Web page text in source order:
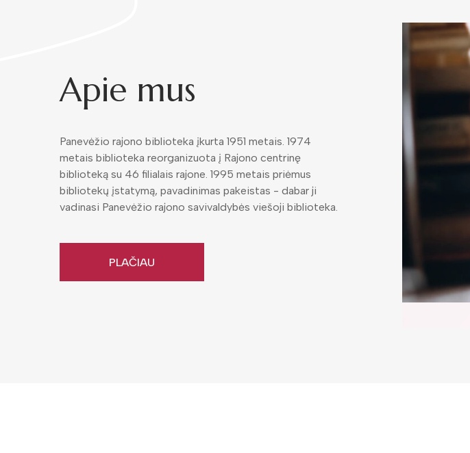
Apie mus
Panevėžio rajono biblioteka įkurta 1951 metais. 1974
metais biblioteka reorganizuota į Rajono centrinę
biblioteką su 46 filialais rajone. 1995 metais priėmus
bibliotekų įstatymą, pavadinimas pakeistas - dabar ji
vadinasi Panevėžio rajono savivaldybės viešoji biblioteka.
PLAČIAU